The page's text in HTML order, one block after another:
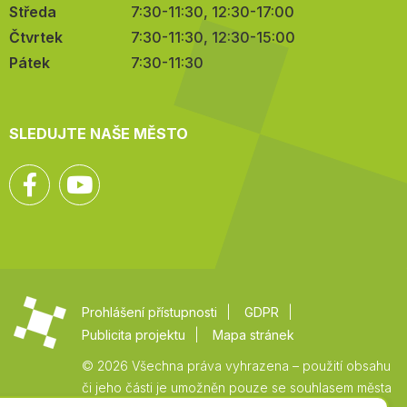
Středa
7:30-11:30, 12:30-17:00
Čtvrtek
7:30-11:30, 12:30-15:00
Pátek
7:30-11:30
SLEDUJTE NAŠE MĚSTO
Facebook
Prohlášení přístupnosti
GDPR
Publicita projektu
Mapa stránek
© 2026 Všechna práva vyhrazena – použití obsahu
či jeho části je umožněn pouze se souhlasem města